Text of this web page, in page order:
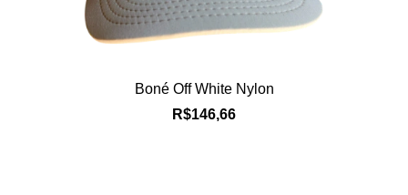
Boné Off White Nylon
R$146,66